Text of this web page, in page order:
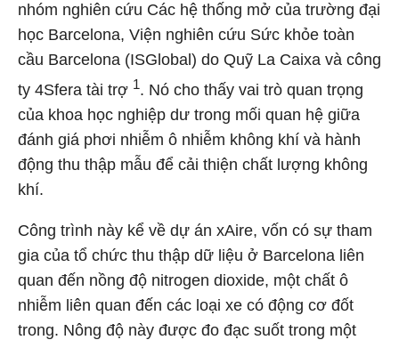
nhóm nghiên cứu Các hệ thống mở của trường đại
học Barcelona, Viện nghiên cứu Sức khỏe toàn
cầu Barcelona (ISGlobal) do Quỹ La Caixa và công
ty 4Sfera tài trợ 1. Nó cho thấy vai trò quan trọng
của khoa học nghiệp dư trong mối quan hệ giữa
đánh giá phơi nhiễm ô nhiễm không khí và hành
động thu thập mẫu để cải thiện chất lượng không
khí.
Công trình này kể về dự án xAire, vốn có sự tham
gia của tổ chức thu thập dữ liệu ở Barcelona liên
quan đến nồng độ nitrogen dioxide, một chất ô
nhiễm liên quan đến các loại xe có động cơ đốt
trong. Nông độ này được đo đạc suốt trong một